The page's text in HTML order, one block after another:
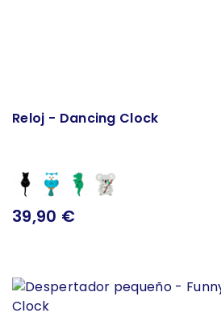
Reloj - Dancing Clock
39,90 €